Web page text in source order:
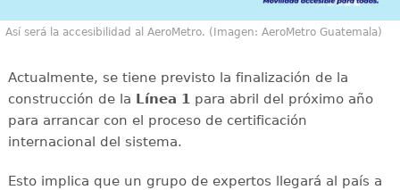
Así será la accesibilidad al AeroMetro. (Imagen: AeroMetro Guatemala)
Actualmente, se tiene previsto la finalización de la
construcción de la Línea 1para abril del próximo año
para arrancar con el proceso de certificación
internacional del sistema.
Esto implica que un grupo de expertos llegará al país a